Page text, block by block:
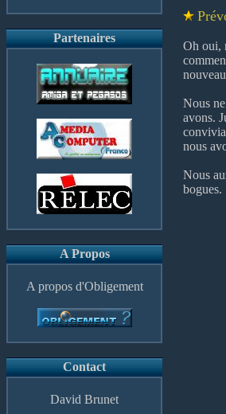
Partenaires
A Propos
A propos d'Obligement
Contact
David Brunet
Oh oui,
Nous
avons.
nous
Nous
bogues.